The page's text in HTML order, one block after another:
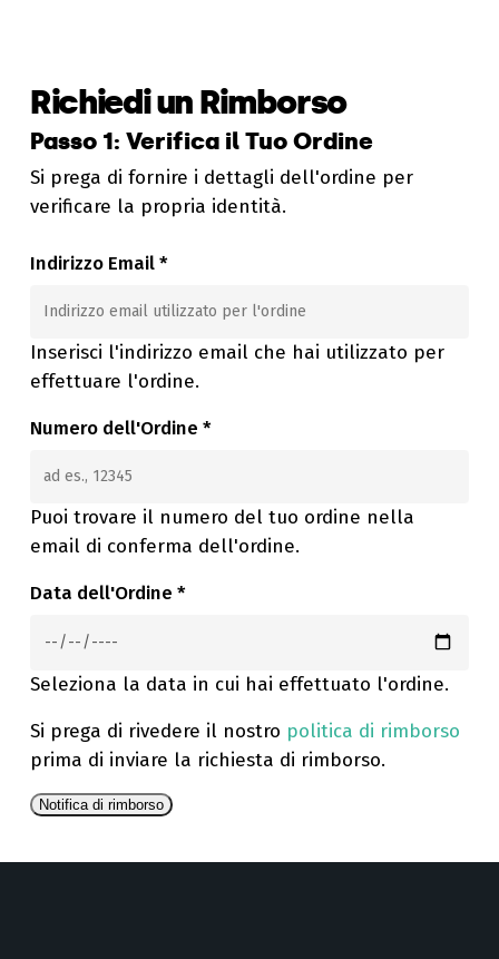
Richiedi un Rimborso
Passo 1: Verifica il Tuo Ordine
Si prega di fornire i dettagli dell'ordine per
verificare la propria identità.
Indirizzo Email*
Inserisci l'indirizzo email che hai utilizzato per
effettuare l'ordine.
Numero dell'Ordine *
Puoi trovare il numero del tuo ordine nella
email di conferma dell'ordine.
Data dell'Ordine *
Seleziona la data in cui hai effettuato l'ordine.
Si prega di rivedere il nostro politica di rimborso
prima di inviare la richiesta di rimborso.
Notifica di rimborso